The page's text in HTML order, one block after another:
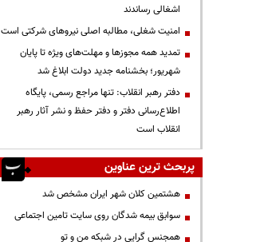
اشغالی رساندند
‌امنیت شغلی، مطالبه اصلی نیروهای شرکتی است
تمدید همه مجوزها و مهلت‌های ویژه تا پایان
شهریور؛ بخشنامه جدید دولت ابلاغ شد
دفتر رهبر انقلاب: تنها مراجع رسمی، پایگاه
اطلاع‌رسانی دفتر و دفتر حفظ و نشر آثار رهبر
انقلاب است
پربحث ترین عناوین
هشتمین کلان شهر ایران مشخص شد
سوابق بیمه شدگان روی سایت تامین اجتماعی
همجنس گرایی در شبکه من و تو